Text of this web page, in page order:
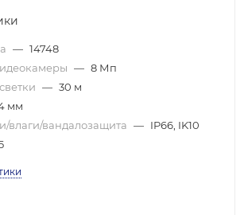
— 14748
— 8 Мп
— 30 м
мм
влаги/вандалозащита — IP66, IK10